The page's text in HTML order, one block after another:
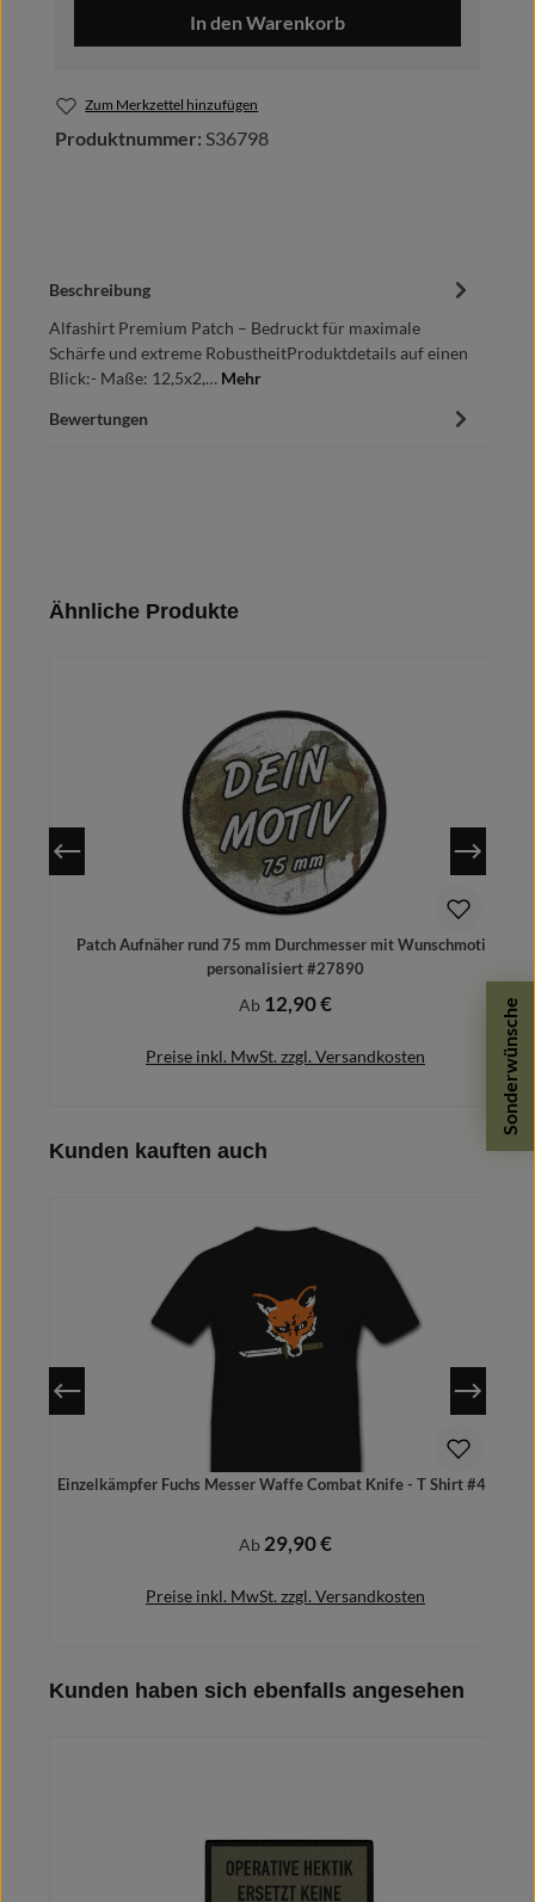
In den Warenkorb
Zum Merkzettel hinzufügen
Produktnummer: S36798
Sonderwünsche
Beschreibung
Alfashirt Premium Patch – Bedruckt für maximale
Schärfe und extreme RobustheitProduktdetails auf einen
Blick:- Maße: 12,5x2,… Mehr
Bewertungen
Produktgalerie überspringen
Ähnliche Produkte
Patch Aufnäher rund 75 mm Durchmesser mit Wunschmotiv
personalisiert #27890
Regulärer Preis:
Ab 12,90 €
Preise inkl. MwSt. zzgl. Versandkosten
Produktgalerie überspringen
Kunden kauften auch
Einzelkämpfer Fuchs Messer Waffe Combat Knife - T Shirt #4865
Regulärer Preis:
Ab 29,90 €
Preise inkl. MwSt. zzgl. Versandkosten
Produktgalerie überspringen
Kunden haben sich ebenfalls angesehen